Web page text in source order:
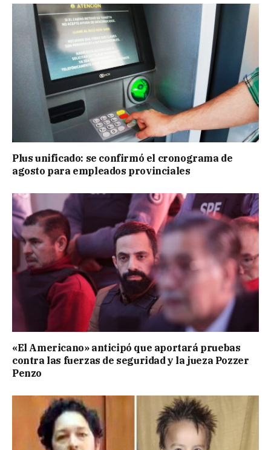
Plus unificado: se confirmó el cronograma de
agosto para empleados provinciales
«El Americano» anticipó que aportará pruebas
contra las fuerzas de seguridad y la jueza Pozzer
Penzo